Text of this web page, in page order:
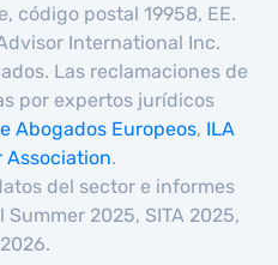
código postal 19958, EE.
International Inc.
Las reclamaciones de
por expertos jurídicos
Abogados Europeos, ILA
Association.
del sector e informes
2025, SITA 2025,